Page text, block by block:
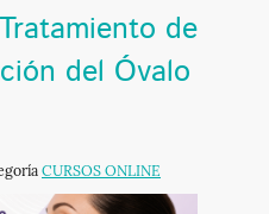
de
del Óvalo
CURSOS ONLINE